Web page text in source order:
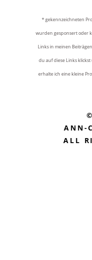
* gekennzeichneten
wurden gesponsert oder
Links in meinen
du auf diese Links
erhalte ich eine kleine
ANN-
ALL